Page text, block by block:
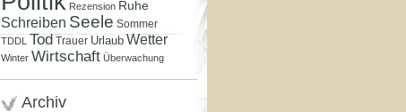
Rezension Ruhe
Schreiben Seele Sommer
TDDL Tod Trauer Urlaub Wetter
Winter Wirtschaft Überwachung
Archiv